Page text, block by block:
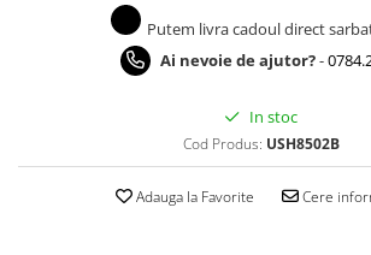
Putem livra cadoul direct
Ai nevoie de ajutor?-
In stoc
Cod Produs: USH8502B
Adauga la Favorite Cere